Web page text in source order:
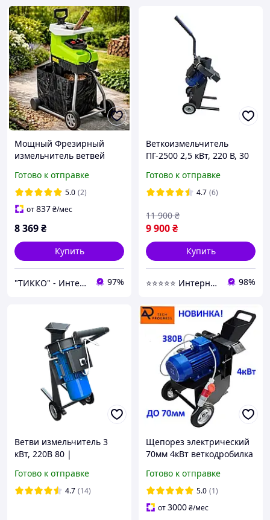
Мощный Фрезирный
измельчитель ветвей
050
Готово к отправке
5.0 (2)
от837₴/мес
8 369₴
Купить
"ТИККО" - Интернет-магазин 97%
Веткоизмельчитель
ПГ-2500 2,5 кВт, 220 В, 30
переработка веток
Готово к отправке
4.7 (6)
9 900₴
11 900 ₴
Купить
⭐️⭐️⭐️⭐️⭐️ Интернет-магазин "BORO" 98%
Ветви измельчитель 3
кВт, 220В 80 |
100 кг/ч
Готово к отправке
4.7 (14)
Щепорез электрический
70мм 4кВт веткодробилка
веткоизмельчитель для
дома садовый
Готово к отправке
5.0 (1)
от3000₴/мес